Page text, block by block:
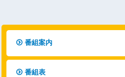
番組案内
番組表